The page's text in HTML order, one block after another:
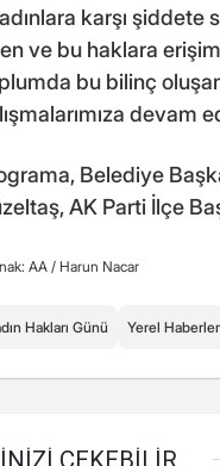
karşı şiddete
ve bu haklara
bu bilinç
devam
Belediye
AK Parti İlçe
AA / Harun Nacar
Hakları Günü Yerel Haberler